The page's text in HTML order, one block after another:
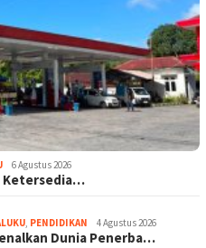
6 Agustus 2026
Ketersedia…
, PENDIDIKAN 4 Agustus 2026
Dunia Penerba…